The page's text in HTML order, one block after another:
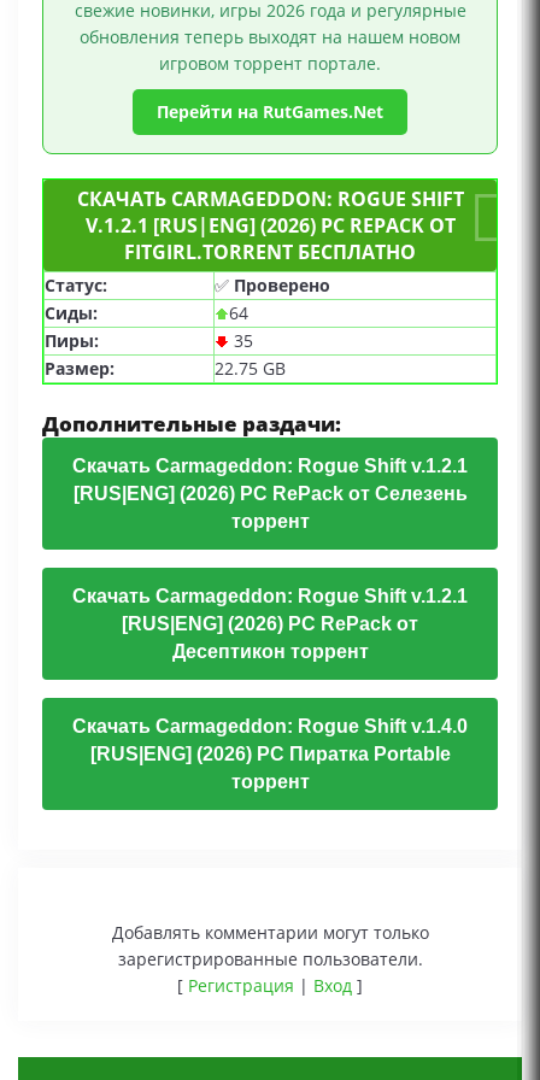
свежие новинки, игры 2026 года и регулярные
обновления теперь выходят на нашем новом
игровом торрент портале.
Перейти на RutGames.Net
СКАЧАТЬ CARMAGEDDON: ROGUE SHIFT
V.1.2.1 [RUS|ENG] (2026) PC REPACK ОТ
FITGIRL.TORRENT БЕСПЛАТНО
Статус: ✅ Проверено
Сиды:
64
Пиры:
35
Размер:
22.75 GB
Дополнительные раздачи:
Скачать Carmageddon: Rogue Shift v.1.2.1
[RUS|ENG] (2026) PC RePack от Селезень
торрент
Скачать Carmageddon: Rogue Shift v.1.2.1
[RUS|ENG] (2026) PC RePack от
Десептикон торрент
Скачать Carmageddon: Rogue Shift v.1.4.0
[RUS|ENG] (2026) PC Пиратка Portable
торрент
Добавлять комментарии могут только
зарегистрированные пользователи.
[ Регистрация | Вход ]